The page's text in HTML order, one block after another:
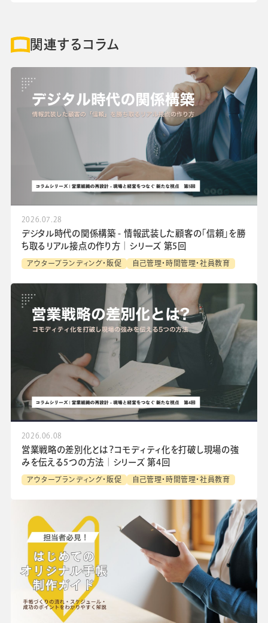
関連するコラム
2026.07.28
デジタル時代の関係構築 - 情報武装した顧客の「信頼」を勝
ち取るリアル接点の作り方│シリーズ 第5回
アウターブランディング・販促 自己管理・時間管理・社員教育
2026.06.08
営業戦略の差別化とは？コモディティ化を打破し現場の強
みを伝える5つの方法│シリーズ 第4回
アウターブランディング・販促 自己管理・時間管理・社員教育